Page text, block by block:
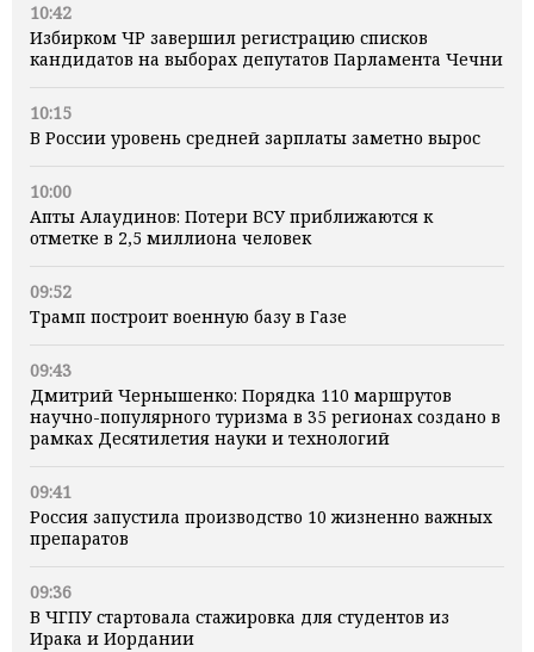
10:42
Избирком ЧР завершил регистрацию списков
кандидатов на выборах депутатов Парламента Чечни
10:15
В России уровень средней зарплаты заметно вырос
10:00
Апты Алаудинов: Потери ВСУ приближаются к
отметке в 2,5 миллиона человек
09:52
Трамп построит военную базу в Газе
09:43
Дмитрий Чернышенко: Порядка 110 маршрутов
научно-популярного туризма в 35 регионах создано в
рамках Десятилетия науки и технологий
09:41
Россия запустила производство 10 жизненно важных
препаратов
09:36
В ЧГПУ стартовала стажировка для студентов из
Ирака и Иордании